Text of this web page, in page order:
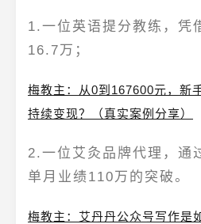
1.一位英语提分教练，凭
16.7万 ；
梅教主：从0到167600元，新
持续变现？（真实案例分享）
2.一位艾灸品牌代理，通
单月业绩110万 的突破。
梅教主：艾丹丹公众号写作是